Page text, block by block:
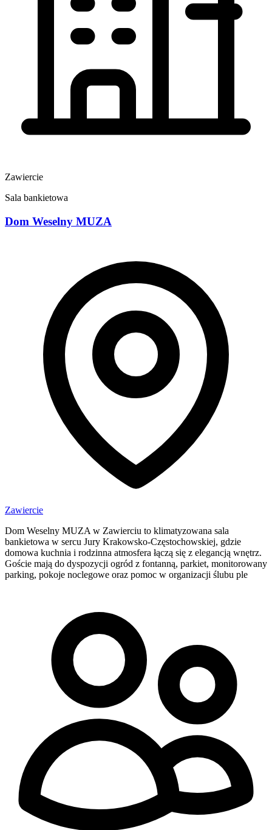
Zawiercie
Sala bankietowa
Dom Weselny MUZA
Zawiercie
Dom Weselny MUZA w Zawierciu to klimatyzowana sala
bankietowa w sercu Jury Krakowsko-Częstochowskiej, gdzie
domowa kuchnia i rodzinna atmosfera łączą się z elegancją wnętrz.
Goście mają do dyspozycji ogród z fontanną, parkiet, monitorowany
parking, pokoje noclegowe oraz pomoc w organizacji ślubu ple